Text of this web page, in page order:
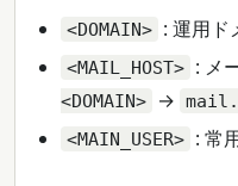
<DOMAIN> : 運用ド
<MAIL_HOST> : メ
<DOMAIN>
→
<MAIN_USER> : 常